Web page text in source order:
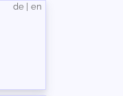
de en